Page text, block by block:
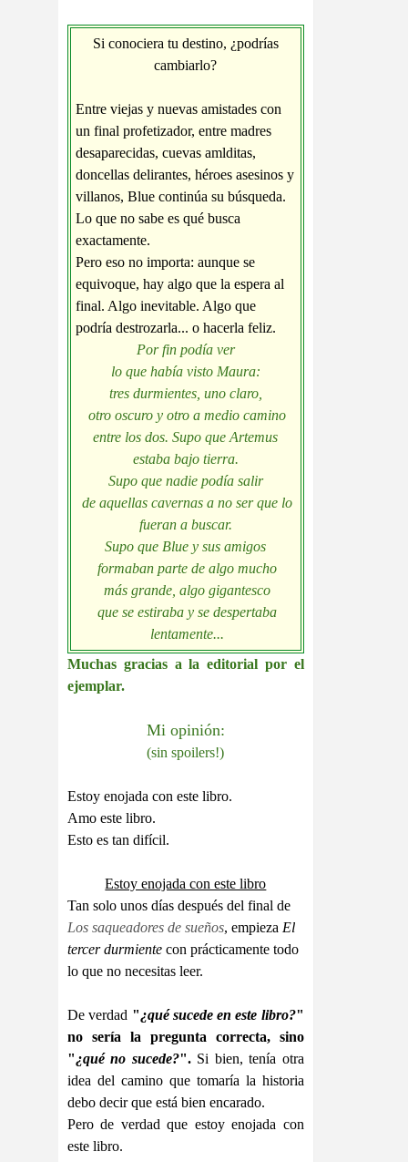
Si conociera tu destino, ¿podrías
cambiarlo?
Entre viejas y nuevas amistades con
un final profetizador, entre madres
desaparecidas, cuevas amlditas,
doncellas delirantes, héroes asesinos y
villanos, Blue continúa su búsqueda.
Lo que no sabe es qué busca
exactamente.
Pero eso no importa: aunque se
equivoque, hay algo que la espera al
final. Algo inevitable. Algo que
podría destrozarla... o hacerla feliz.
Por fin podía ver
lo que había visto Maura:
tres durmientes, uno claro,
otro oscuro y otro a medio camino
entre los dos. Supo que Artemus
estaba bajo tierra.
Supo que nadie podía salir
de aquellas cavernas a no ser que lo
fueran a buscar.
Supo que Blue y sus amigos
formaban parte de algo mucho
más grande, algo gigantesco
que se estiraba y se despertaba
lentamente...
Muchas gracias a la editorial por el
ejemplar.
Mi opinión:
(sin spoilers!)
Estoy enojada con este libro.
Amo este libro.
Esto es tan difícil.
Estoy enojada con este libro
Tan solo unos días después del final de
Los saqueadores de sueños, empieza El
tercer durmiente con prácticamente todo
lo que no necesitas leer.
De verdad "¿qué sucede en este libro?"
no sería la pregunta correcta, sino
"¿qué no sucede?". Si bien, tenía otra
idea del camino que tomaría la historia
debo decir que está bien encarado.
Pero de verdad que estoy enojada con
este libro.